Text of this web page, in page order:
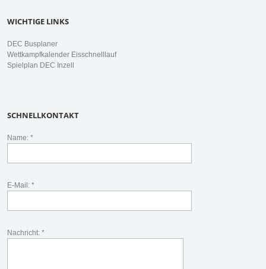
WICHTIGE LINKS
DEC Busplaner
Wettkampfkalender Eisschnelllauf
Spielplan DEC Inzell
SCHNELLKONTAKT
Name: *
E-Mail: *
Nachricht: *